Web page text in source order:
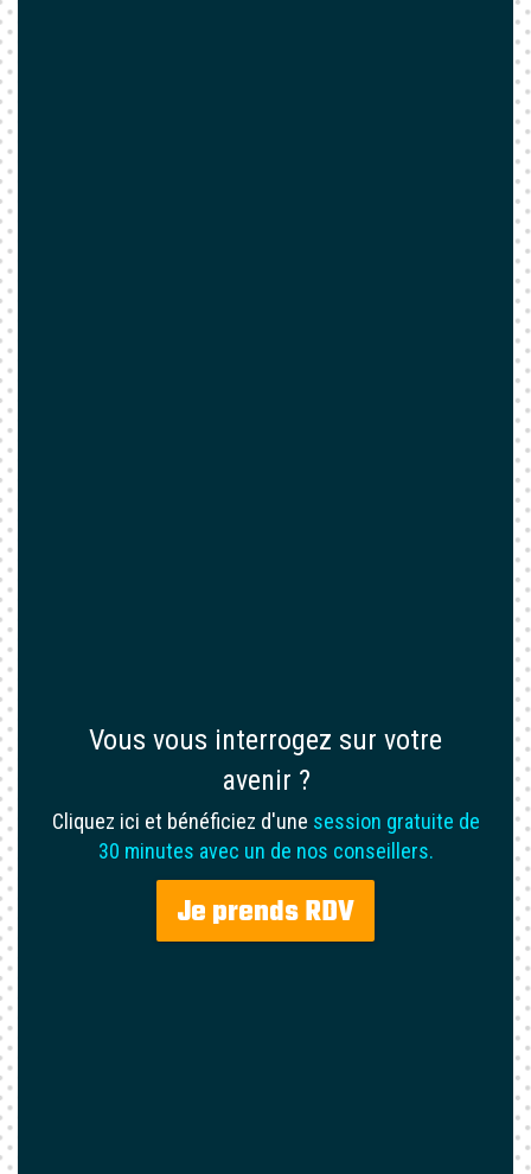
Vous vous interrogez sur votre
avenir ?
Cliquez ici et bénéficiez d'une session gratuite de
30 minutes avec un de nos conseillers.
Je prends RDV